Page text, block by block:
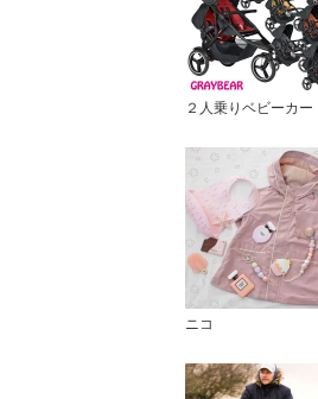
２人乗りベビーカー
ニコ